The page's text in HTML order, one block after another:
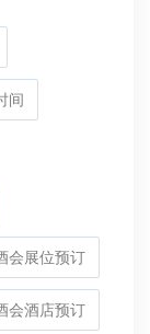
间
会展位预订
会酒店预订